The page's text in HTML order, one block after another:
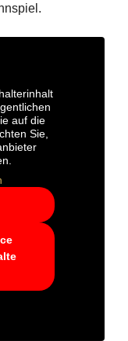
auf die
Sie,